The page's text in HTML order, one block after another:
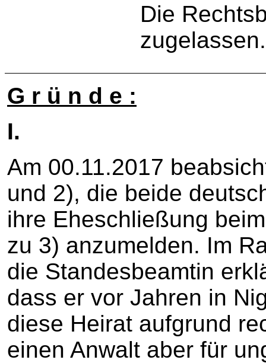
Die
zugelassen.
G r ü n d e :
I.
Am 00.11.2017
und 2), die beide
ihre Eheschließung
zu 3) anzumelden. Im
die Standesbeamtin
dass er vor Jahren in
diese Heirat aufgrund
einen Anwalt aber für